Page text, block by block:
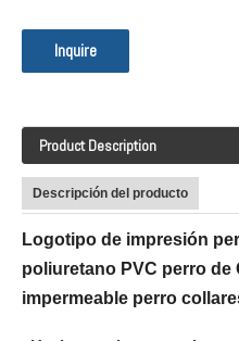
Inquire
Product Description
Descripción del producto
Logotipo de impresión
poliuretano PVC perro de
impermeable perro